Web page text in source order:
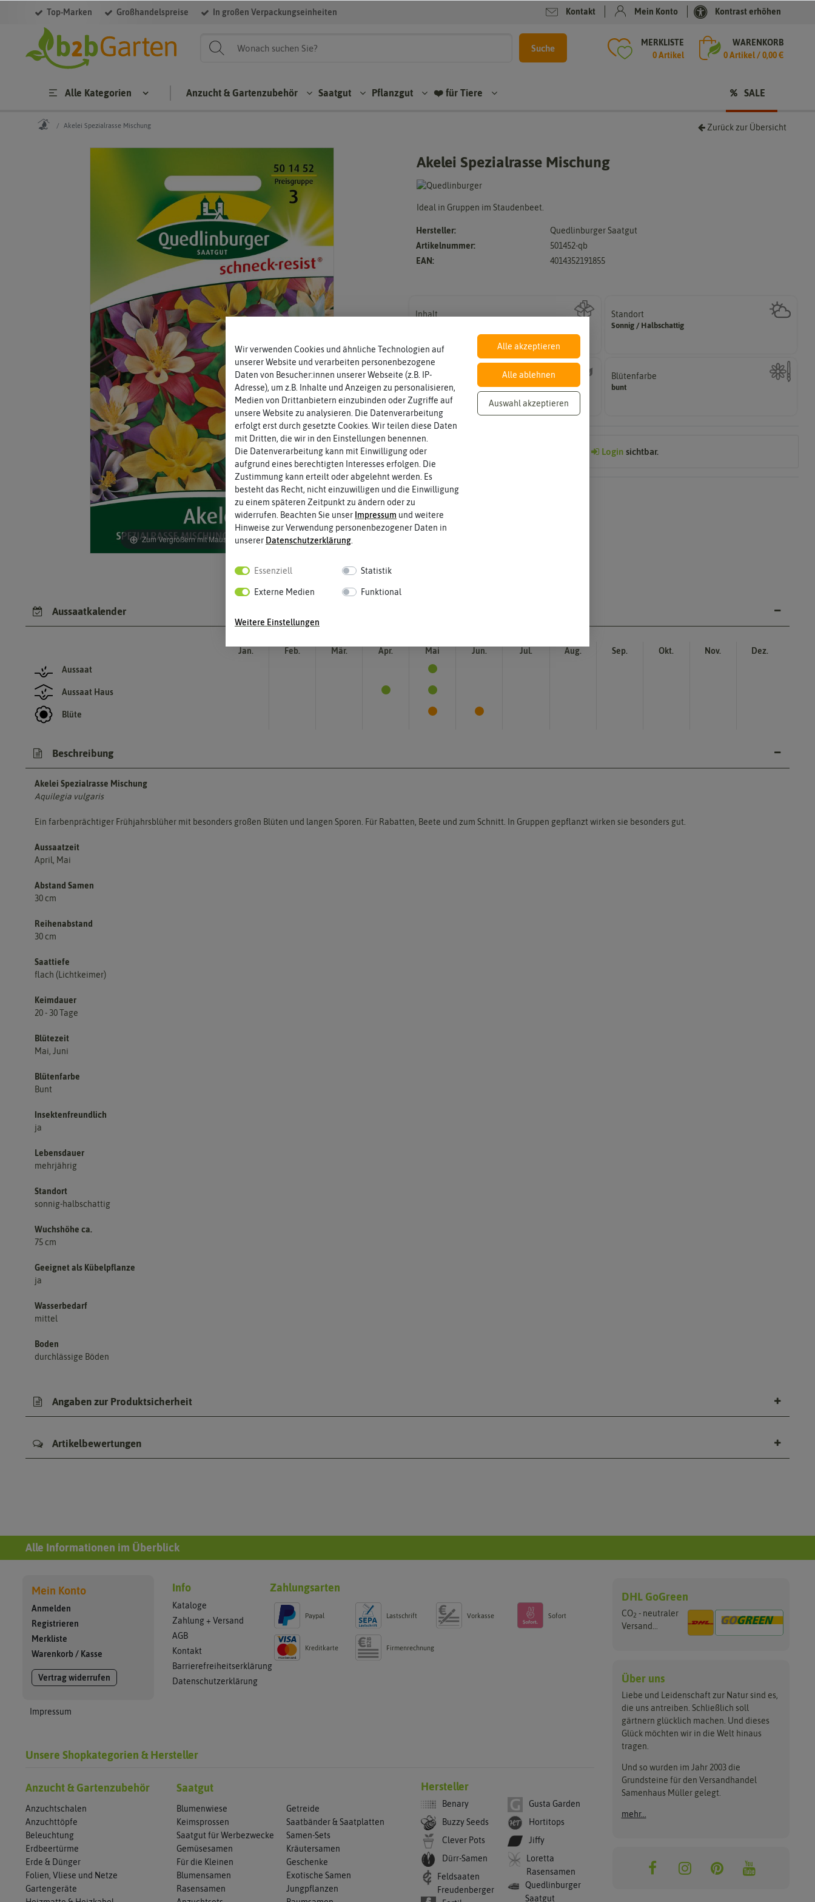
Top-Marken Großhandelspreise In großen Verpackungseinheiten Kontakt Mein Konto Kontrast erhöhen
Suche
MERKLISTE
0 Artikel
WARENKORB
0Artikel /0,00 €
Alle Kategorien Anzucht & Gartenzubehör Saatgut Pflanzgut ❤️ für Tiere SALE
Akelei Spezialrasse Mischung Zurück zur Übersicht
Zum Vergrößern mit Maus über das Bild fahren
Akelei Spezialrasse Mischung
Ideal in Gruppen im Staudenbeet.
Hersteller:
Quedlinburger Saatgut
Artikelnummer:
501452-qb
EAN:
4014352191855
Inhalt Standort
Sonnig / Halbschattig
Wie viel Licht benötigt die Pflanze? (schattig,
halbschattig, sonnig, vollsonnig)
Lebensdauer
mehrjährig
Pflanzen werden kategorisiert in: einjährig,
zweijährig oder mehrjährig.
Blütenfarbe
bunt
Wie ist die Blüte eingefärbt? Kann auch mehrfarbig
sein.
Loginsichtbar.
Aussaatkalender
Aussaat
Aussaat Haus
Blüte
Jan. Feb. Mär. Apr. Mai Jun. Jul. Aug. Sep. Okt. Nov. Dez.
Beschreibung
Akelei Spezialrasse Mischung
Aquilegia vulgaris
Ein farbenprächtiger Frühjahrsblüher mit besonders großen Blüten und langen Sporen. Für Rabatten, Beete und zum Schnitt. In Gruppen gepflanzt wirken sie besonders gut.
Aussaatzeit
April, Mai
Abstand Samen
30 cm
Reihenabstand
30 cm
Saattiefe
flach (Lichtkeimer)
Keimdauer
20 - 30 Tage
Blütezeit
Mai, Juni
Blütenfarbe
Bunt
Insektenfreundlich
ja
Lebensdauer
mehrjährig
Standort
sonnig-halbschattig
Wuchshöhe ca.
75 cm
Geeignet als Kübelpflanze
ja
Wasserbedarf
mittel
Boden
durchlässige Böden
Angaben zur Produktsicherheit
Artikelbewertungen
Alle Informationen im Überblick
Mein Konto
Anmelden
Registrieren
Merkliste
Warenkorb / Kasse
Vertrag widerrufen
Impressum
Info
Kataloge
Zahlung + Versand
AGB
Kontakt
Barrierefreiheitserklärung
Datenschutzerklärung
Zahlungsarten
Paypal Lastschrift Vorkasse Sofort
Kreditkarte Firmenrechnung
Unsere Shopkategorien & Hersteller
Anzucht & Gartenzubehör
Anzuchtschalen
Anzuchttöpfe
Beleuchtung
Erdbeertürme
Erde & Dünger
Folien, Vliese und Netze
Gartengeräte
Saatgut
Blumenwiese
Getreide
Keimsprossen
Saatbänder & Saatplatten
Saatgut für Werbezwecke
Samen-Sets
Gemüsesamen
Kräutersamen
Für die Kleinen
Geschenke
Blumensamen
Exotische Samen
Rasensamen
Jungpflanzen
Hersteller
Benary
Buzzy Seeds
Clever Pots
Dürr-Samen
Feldsaaten
Freudenberger
Gusta Garden
Hortitops
Jiffy
Loretta
Rasensamen
Quedlinburger
Saatgut
DHL GoGreen
CO2 - neutraler
Versand...
Über uns
Liebe und Leidenschaft zur Natur sind es,
die uns antreiben. Schließlich soll
gärtnern glücklich machen. Und dieses
Glück möchten wir in die Welt hinaus
tragen.
Und so wurden im Jahr 2003 die
Grundsteine für den Versandhandel
Samenhaus Müller gelegt.
mehr...
Wir verwenden Cookies und ähnliche Technologien auf
unserer Website und verarbeiten personenbezogene
Daten von Besucher:innen unserer Webseite (z.B. IP-
Adresse), um z.B. Inhalte und Anzeigen zu personalisieren,
Medien von Drittanbietern einzubinden oder Zugriffe auf
unsere Website zu analysieren. Die Datenverarbeitung
erfolgt erst durch gesetzte Cookies. Wir teilen diese Daten
mit Dritten, die wir in den Einstellungen benennen.
Die Datenverarbeitung kann mit Einwilligung oder
aufgrund eines berechtigten Interesses erfolgen. Die
Zustimmung kann erteilt oder abgelehnt werden. Es
besteht das Recht, nicht einzuwilligen und die Einwilligung
zu einem späteren Zeitpunkt zu ändern oder zu
widerrufen. Beachten Sie unser Impressum und weitere
Hinweise zur Verwendung personenbezogener Daten in
unserer Daten­schutz­erklärung
Essenziell Statistik
Externe Medien Funktional
Weitere Einstellungen
Alle akzeptieren
Alle ablehnen
Auswahl akzeptieren